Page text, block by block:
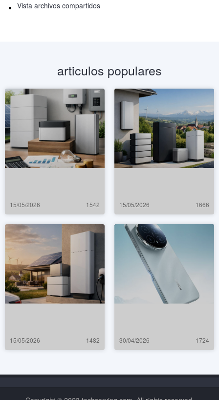
Vista archivos compartidos
articulos populares
15/05/2026 1542 15/05/2026 1666
15/05/2026 1482 30/04/2026 1724